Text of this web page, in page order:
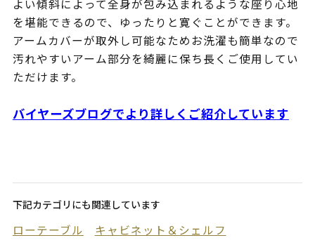
よい傾斜によって全身が包み込まれるような座り心地
を堪能できるので、ゆったりと寛ぐことができます。
アームカバーが取外し可能なためお洗濯も簡単なので
汚れやすいアーム部分を綺麗に保ち長くご使用してい
ただけます。
バイヤーズブログでより詳しくご紹介しています
下記カテゴリにも関連しています
ローテーブル
キャビネット＆シェルフ